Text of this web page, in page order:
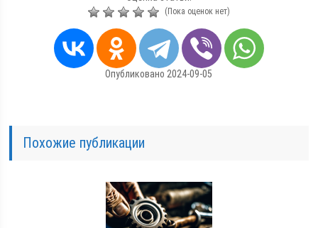
(Пока оценок нет)
Опубликовано 2024-09-05
Похожие публикации